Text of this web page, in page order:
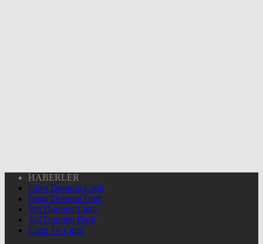
HABERLER
Hava Durumu Light
Hava Durumu Dark
Yol Durumu Light
Yol Durumu Dark
Canlı Tv Light